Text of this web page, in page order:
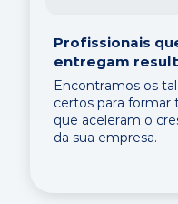
Profissionais
entregam
Encontramos os
certos para formar
que aceleram o
da sua empresa.